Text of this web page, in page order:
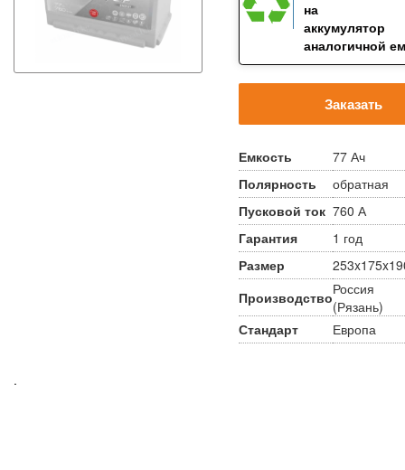
на
аккумулятор
аналогичной
Заказать
Емкость
77 Ач
Полярность
обратная
Пусковой ток 760 А
Гарантия
1 год
Размер
ПроизводствоРоссия
(Рязань)
Стандарт
Европа
.